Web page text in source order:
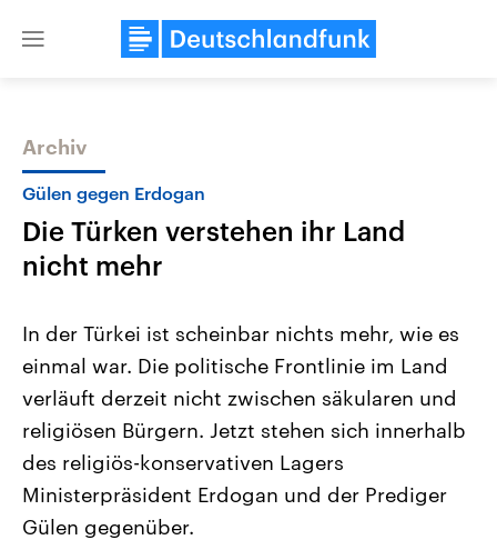
Close
Themen
Landtagswahl Sachsen-Anhalt
2026
Alle Informationen
Sachsen-Anhalt wählt am 6.
September 2026 einen neuen
Landtag. Seit 2021 wird das
Bundesland von einer Koalition aus
CDU, SPD und FDP regiert.-
Umfragen, Prognosen,
Aktuelle Beiträge,
Hintergründe
Wirtschaftlich und
gehören die Vereinigten
den mächtigsten Ländern
mit großem Einfluss auf
aktuelle Weltgeschehen.
Archiv
Gülen gegen Erdogan
Die Türken verstehen ihr Land
nicht mehr
In der Türkei ist scheinbar nichts mehr, wie es
einmal war. Die politische Frontlinie im Land
verläuft derzeit nicht zwischen säkularen und
religiösen Bürgern. Jetzt stehen sich innerhalb
des religiös-konservativen Lagers
Ministerpräsident Erdogan und der Prediger
Gülen gegenüber.